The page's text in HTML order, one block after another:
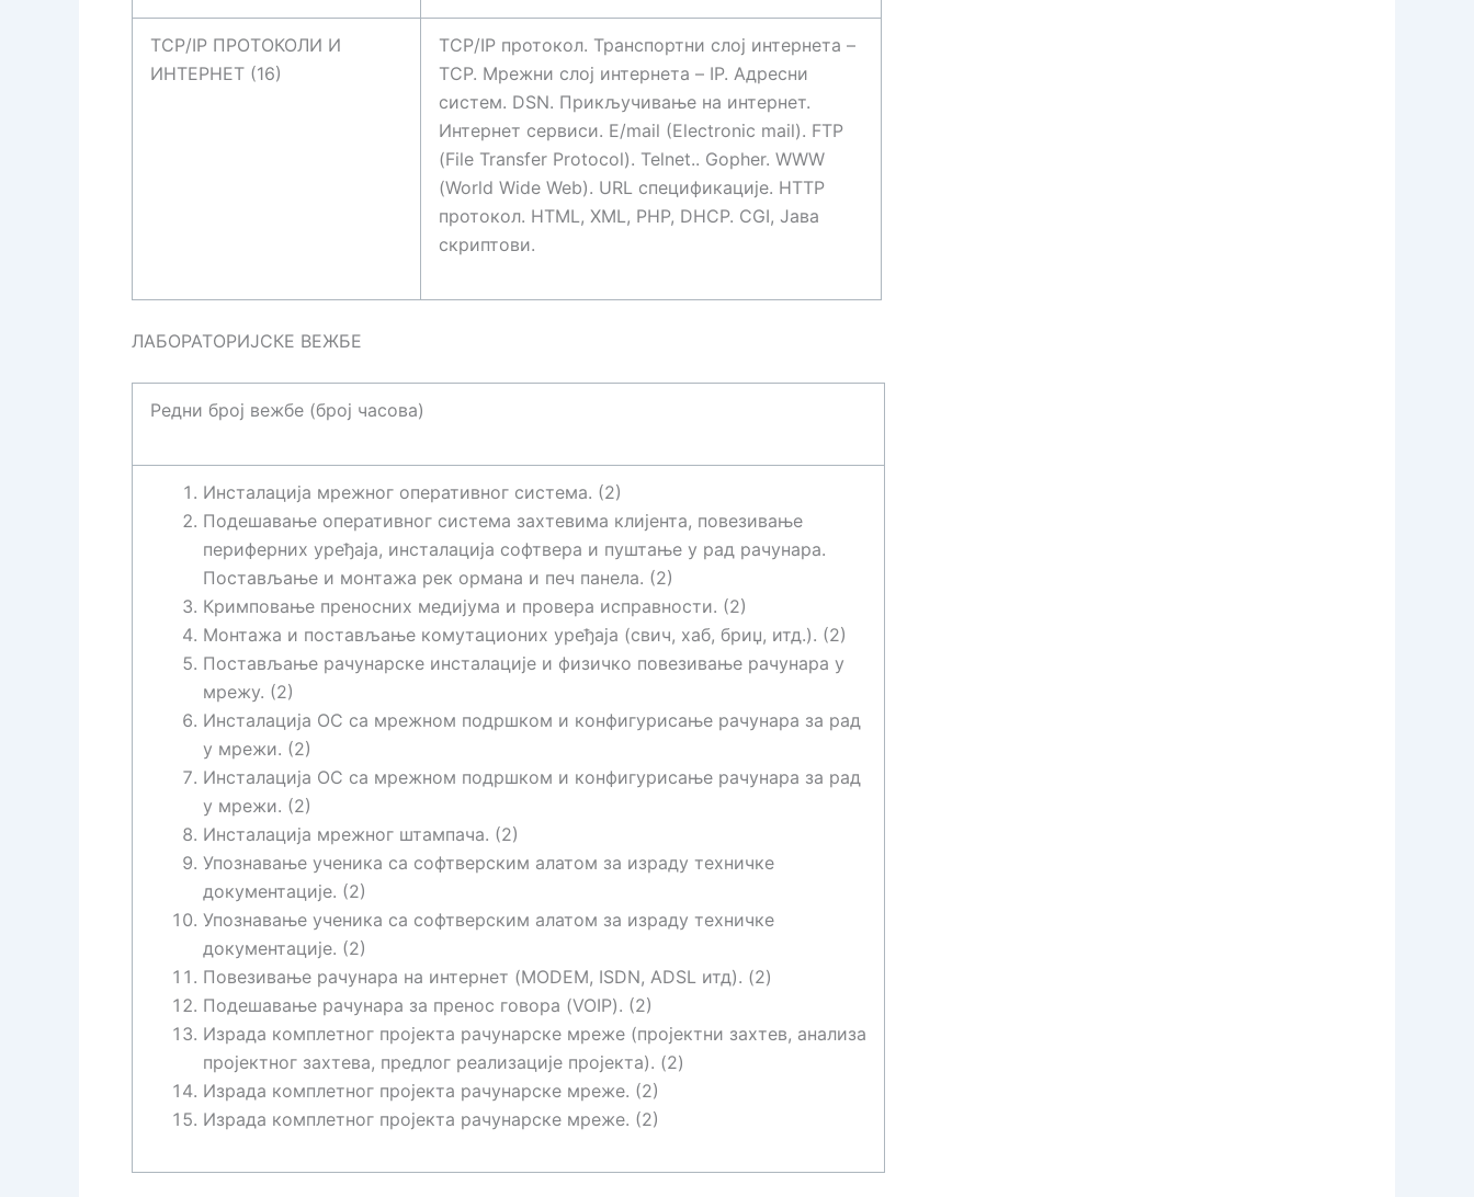
TCP/IP ПРОТОКОЛИ И
ИНТЕРНЕТ (16)
TCP/IP протокол. Транспортни слој интернета –
TCP. Мрежни слој интернета – IP. Адресни
систем. DSN. Прикључивање на интернет.
Интернет сервиси. E/mail (Electronic mail). FTP
(File Transfer Protocol). Telnet.. Gopher. WWW
(World Wide Web). URL спецификације. HTTP
протокол. HTML, XML, PHP, DHCP. CGI, Јава
скриптови.
ЛАБОРАТОРИЈСКЕ ВЕЖБЕ
Редни број вежбе (број часова)
Инсталација мрежног оперативног система. (2)
Подешавање оперативног система захтевима клијента, повезивање
периферних уређаја, инсталација софтвера и пуштање у рад рачунара.
Постављање и монтажа рек ормана и печ панела. (2)
Кримповање преносних медијума и провера исправности. (2)
Монтажа и постављање комутационих уређаја (свич, хаб, бриџ, итд.). (2)
Постављање рачунарске инсталације и физичко повезивање рачунара у
мрежу. (2)
Инсталација ОС са мрежном подршком и конфигурисање рачунара за рад
у мрежи. (2)
Инсталација ОС са мрежном подршком и конфигурисање рачунара за рад
у мрежи. (2)
Инсталација мрежног штампача. (2)
Упознавање ученика са софтверским алатом за израду техничке
документације. (2)
Упознавање ученика са софтверским алатом за израду техничке
документације. (2)
Повезивање рачунара на интернет (MODEM, ISDN, ADSL итд). (2)
Подешавање рачунара за пренос говора (VOIP). (2)
Израда комплетног пројекта рачунарске мреже (пројектни захтев, анализа
пројектног захтева, предлог реализације пројекта). (2)
Израда комплетног пројекта рачунарске мреже. (2)
Израда комплетног пројекта рачунарске мреже. (2)